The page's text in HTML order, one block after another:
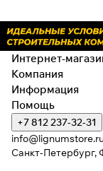
Интернет-
Компания
Информация
Помощь
+7 812 237-32-31
info@lignumstore.ru
Санкт-Петербург,